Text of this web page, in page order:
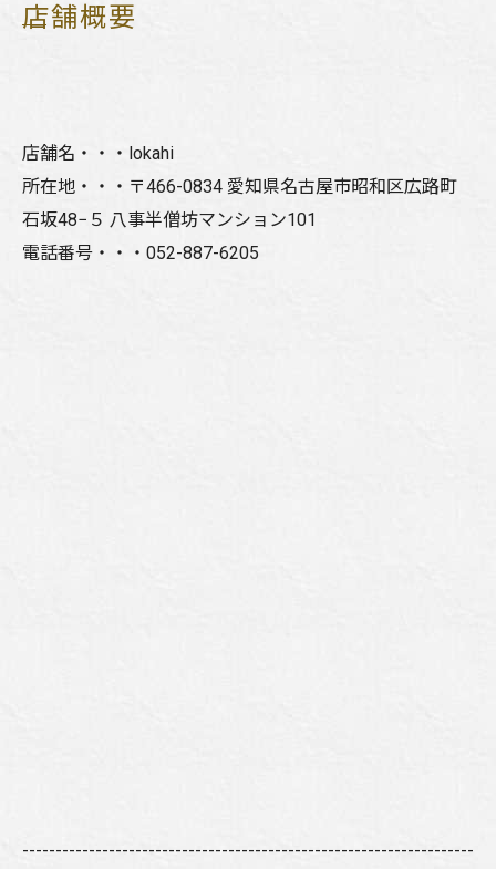
店舗概要
店舗名・・・lokahi
所在地・・・〒466-0834 愛知県名古屋市昭和区広路町
石坂48−５ 八事半僧坊マンション101
電話番号・・・052-887-6205
--------------------------------------------------------------------